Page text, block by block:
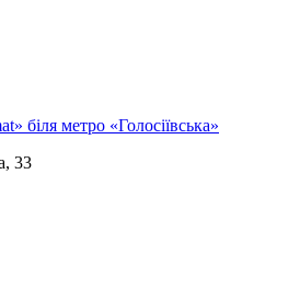
біля метро «Голосіївська»
33